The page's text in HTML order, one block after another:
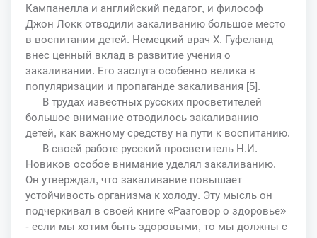
Кампанелла и английский педагог, и философ
Джон Локк отводили закаливанию большое место
в воспитании детей. Немецкий врач Х. Гуфеланд
внес ценный вклад в развитие учения о
закаливании. Его заслуга особенно велика в
популяризации и пропаганде закаливания [5].
В трудах известных русских просветителей
большое внимание отводилось закаливанию
детей, как важному средству на пути к воспитанию.
В своей работе русский просветитель Н.И.
Новиков особое внимание уделял закаливанию.
Он утверждал, что закаливание повышает
устойчивость организма к холоду. Эту мысль он
подчеркивал в своей книге «Разговор о здоровье»
- если мы хотим быть здоровыми, то мы должны с